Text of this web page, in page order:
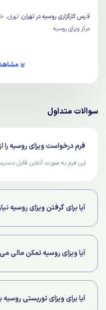
آدرس کارگزاری روسیه در تهران
مرکز ویزای روسیه
سوالات متداول
فرم درخواست ویزای روسیه را
این فرم به صورت آنلاین قابل
آیا برای گرفتن ویزای روسیه
خیر، این ویزا نیاز به انگشت نگاری
آیا ویزای روسیه تمکن مالی
خیر، ویزای روسیه هیچ تمکن مالی
آیا برای ویزای توریستی